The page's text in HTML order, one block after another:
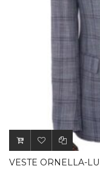
VESTE ORNELLA-